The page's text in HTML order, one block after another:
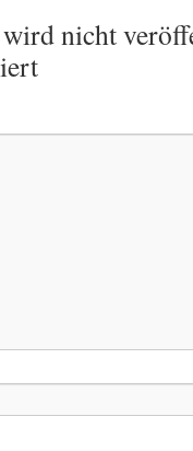
nicht